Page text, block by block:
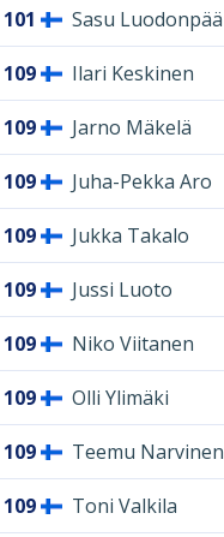
101 Sasu Luodonpää
109 Ilari Keskinen
109 Jarno Mäkelä
109 Juha-Pekka Aro
109 Jukka Takalo
109 Jussi Luoto
109 Niko Viitanen
109 Olli Ylimäki
109 Teemu Narvinen
109 Toni Valkila